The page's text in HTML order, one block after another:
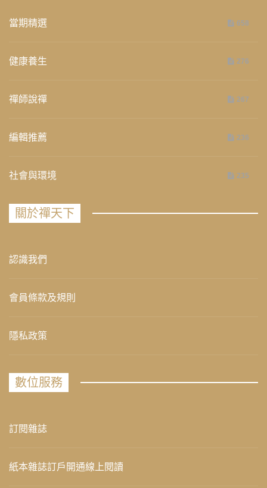
當期精選 658
健康養生 276
禪師說禪 267
編輯推薦 236
社會與環境 235
關於禪天下
認識我們
會員條款及規則
隱私政策
數位服務
訂閱雜誌
紙本雜誌訂戶開通線上閱讀